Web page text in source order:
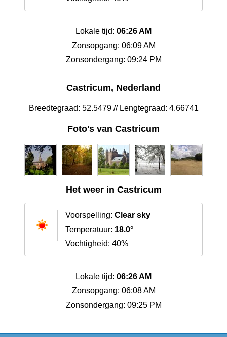
Lokale tijd: 06:26 AM
Zonsopgang: 06:09 AM
Zonsondergang: 09:24 PM
Castricum, Nederland
Breedtegraad: 52.5479 // Lengtegraad: 4.66741
Foto's van Castricum
Het weer in Castricum
Voorspelling: Clear sky
Temperatuur: 18.0°
Vochtigheid: 40%
Lokale tijd: 06:26 AM
Zonsopgang: 06:08 AM
Zonsondergang: 09:25 PM